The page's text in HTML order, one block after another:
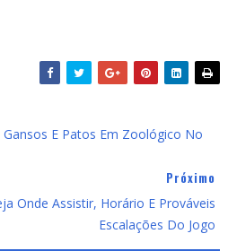
E Patos Em Zoológico No
Próximo
Onde Assistir, Horário E Prováveis
Escalações Do Jogo